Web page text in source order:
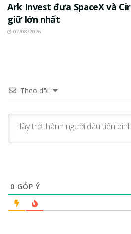
Ark Invest đưa SpaceX và
giữ lớn nhất
07/08/2026
Theo dõi
0 GÓP Ý